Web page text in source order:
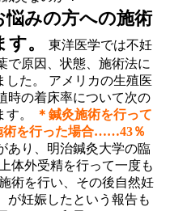
悩みの方への施術
。
東洋医学では不妊
で原因、状態、施術法に
した。 アメリカの生殖医
時の着床率について次の
す。
＊鍼灸施術を行って
術を行った場合……43％
あり、明治鍼灸大学の臨
体外受精を行って一度も
術を行い、その後自然妊
が妊娠したという報告も